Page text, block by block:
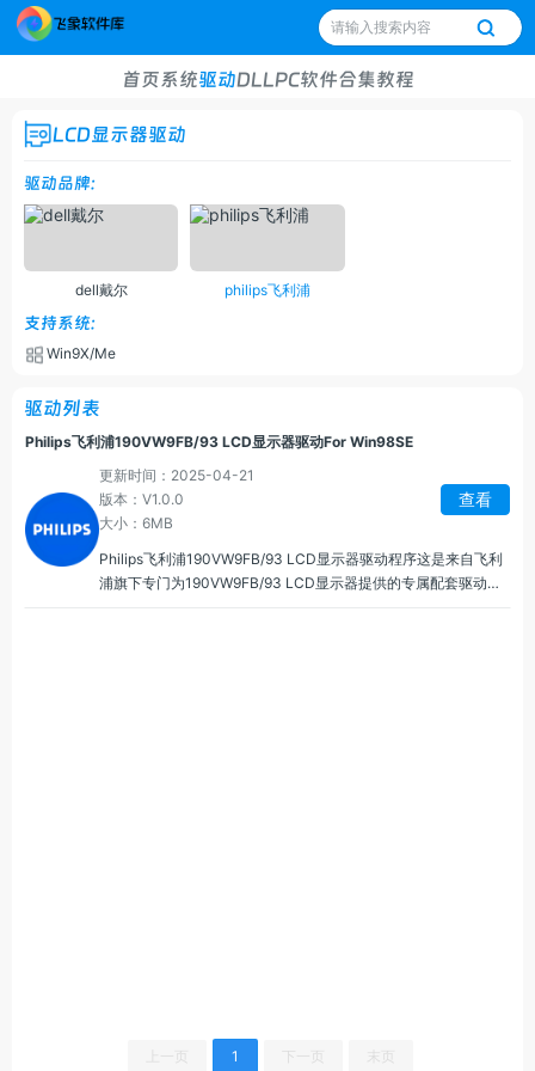
首页系统驱动DLLPC软件合集教程
LCD显示器驱动
驱动品牌:
dell戴尔 philips飞利浦
支持系统:
Win9X/Me
驱动列表
Philips飞利浦190VW9FB/93 LCD显示器驱动For Win98SE
更新时间：2025-04-21
版本：V1.0.0
大小：6MB
查看
Philips飞利浦190VW9FB/93 LCD显示器驱动程序这是来自飞利
浦旗下专门为190VW9FB/93 LCD显示器提供的专属配套驱动程
1 下一页